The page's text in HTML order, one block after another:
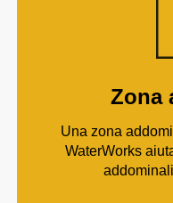
Zona
Una zona
WaterWorks